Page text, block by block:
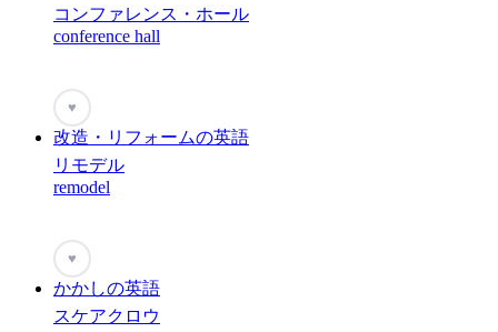
コンファレンス・ホール
conference hall
♥
改造・リフォームの英語
リモデル
remodel
♥
かかしの英語
スケアクロウ